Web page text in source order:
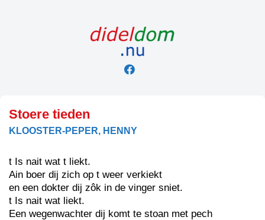
Stoere tieden
KLOOSTER-PEPER, HENNY
t Is nait wat t liekt.
Ain boer dij zich op t weer verkiekt
en een dokter dij zôk in de vinger sniet.
t Is nait wat liekt.
Een wegenwachter dij komt te stoan met pech